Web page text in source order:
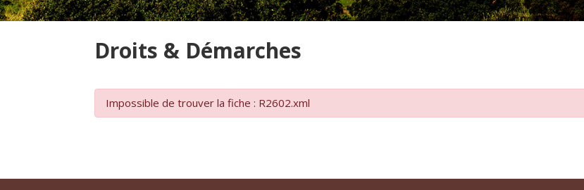
Droits & Démarches
Impossible de trouver la fiche : R2602.xml